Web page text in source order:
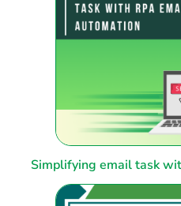
Simplifying email task